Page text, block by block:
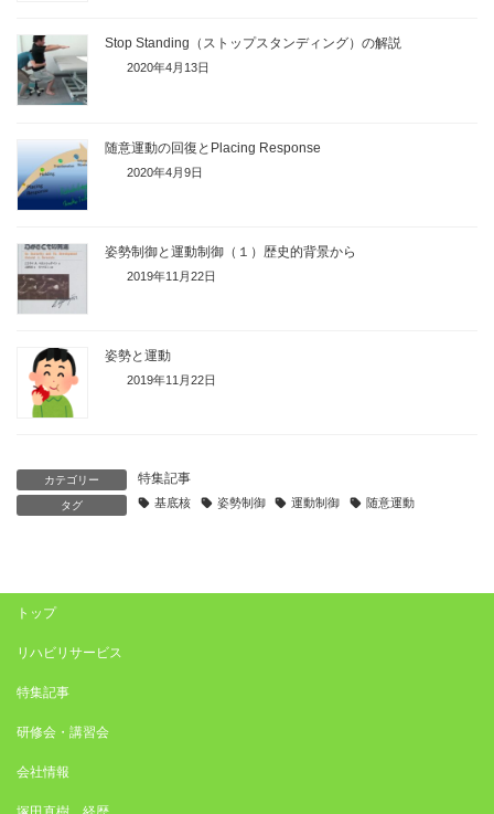
Stop Standing（ストップスタンディング）の解説
2020年4月13日
随意運動の回復とPlacing Response
2020年4月9日
姿勢制御と運動制御（１）歴史的背景から
2019年11月22日
姿勢と運動
2019年11月22日
カテゴリー 特集記事
タグ 基底核 姿勢制御 運動制御 随意運動
トップ
リハビリサービス
特集記事
研修会・講習会
会社情報